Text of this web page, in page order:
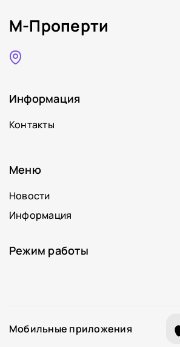
М-Проперти
Информация
Контакты
Меню
Новости
Информация
Режим работы
Мобильные приложения